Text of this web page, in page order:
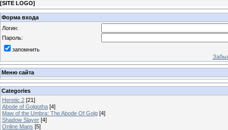
[SITE LOGO]
Форма входа
Логин:
Пароль:
запомнить
Меню сайта
Categories
Heretic 2 [21]
Abode of Golgotha [4]
Maw of the Umbra: The Abode Of Golg [4]
Shadow Slayer [4]
Online Maps [5]